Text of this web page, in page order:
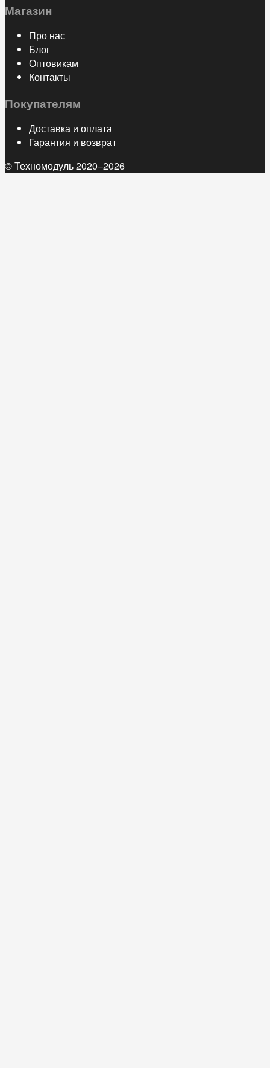
Магазин
Про нас
Блог
Оптовикам
Контакты
Покупателям
Доставка и оплата
Гарантия и возврат
© Техномодуль 2020–2026